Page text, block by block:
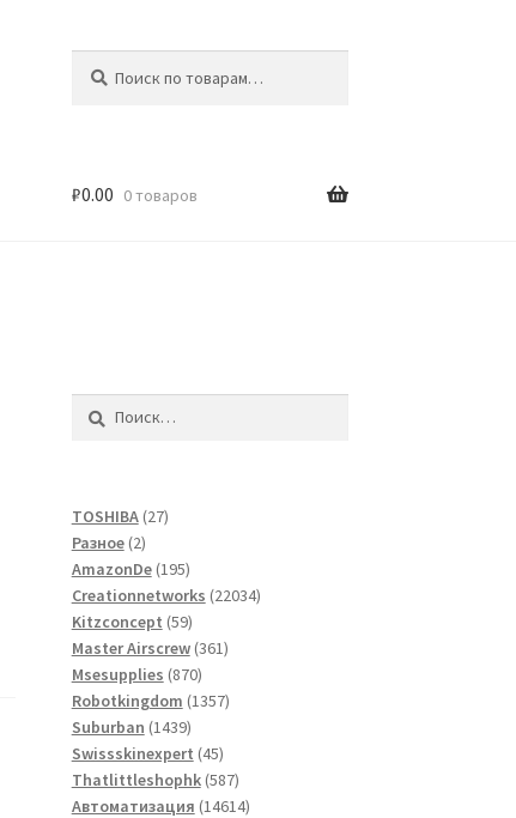
₽0.00 0 товаров
Найти:
TOSHIBA 2727
Разное 22
товара
AmazonDe 195195
товаров
Creationnetworks 2203422034
Kitzconcept 5959
товаров
Master Airscrew 361361
Msesupplies 870870
товаров
Robotkingdom 13571357
Suburban 14391439
товаров
Swissskinexpert 4545
товаров
Thatlittleshophk 587587
товаров
Автоматизация 1461414614